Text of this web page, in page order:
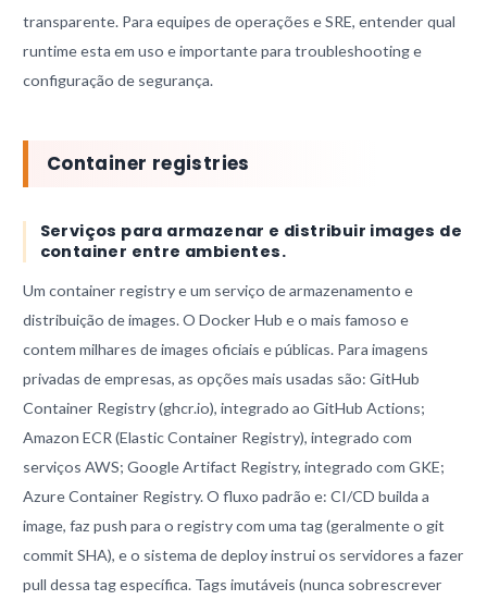
transparente. Para equipes de operações e SRE, entender qual
runtime esta em uso e importante para troubleshooting e
configuração de segurança.
Container registries
Serviços para armazenar e distribuir images de
container entre ambientes.
Um container registry e um serviço de armazenamento e
distribuição de images. O Docker Hub e o mais famoso e
contem milhares de images oficiais e públicas. Para imagens
privadas de empresas, as opções mais usadas são: GitHub
Container Registry (ghcr.io), integrado ao GitHub Actions;
Amazon ECR (Elastic Container Registry), integrado com
serviços AWS; Google Artifact Registry, integrado com GKE;
Azure Container Registry. O fluxo padrão e: CI/CD builda a
image, faz push para o registry com uma tag (geralmente o git
commit SHA), e o sistema de deploy instrui os servidores a fazer
pull dessa tag específica. Tags imutáveis (nunca sobrescrever